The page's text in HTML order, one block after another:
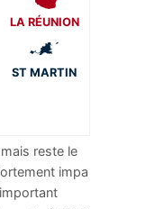
LA RÉUNION
ST MARTIN
reste le
...
impa